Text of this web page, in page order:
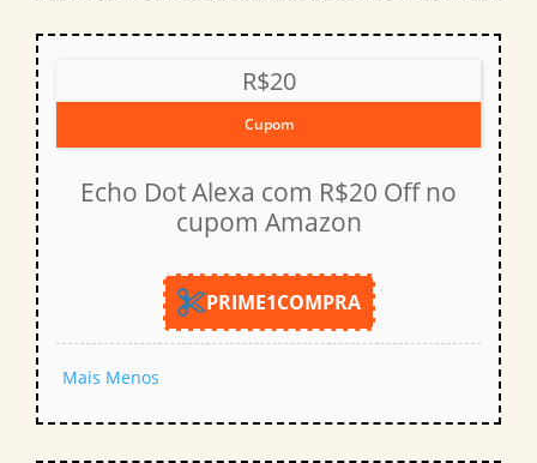
R$20
Cupom
Echo Dot Alexa com R$20 Off no
cupom Amazon
PRIME1COMPRA
Mais Menos